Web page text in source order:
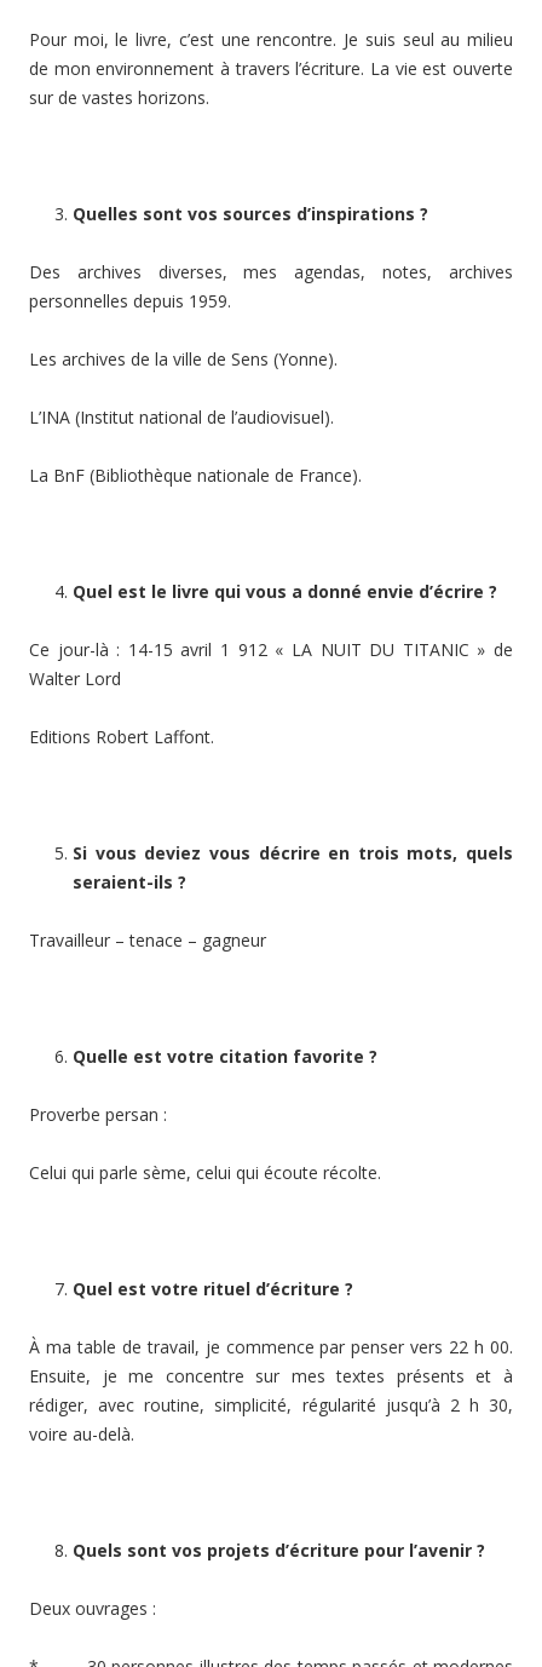
Pour moi, le livre, c’est une rencontre. Je suis seul au milieu
de mon environnement à travers l’écriture. La vie est ouverte
sur de vastes horizons.
Quelles sont vos sources d’inspirations ?
Des archives diverses, mes agendas, notes, archives
personnelles depuis 1959.
Les archives de la ville de Sens (Yonne).
L’INA (Institut national de l’audiovisuel).
La BnF (Bibliothèque nationale de France).
Quel est le livre qui vous a donné envie d’écrire ?
Ce jour-là : 14-15 avril 1 912 « LA NUIT DU TITANIC » de
Walter Lord
Editions Robert Laffont.
Si vous deviez vous décrire en trois mots, quels
seraient-ils ?
Travailleur – tenace – gagneur
Quelle est votre citation favorite ?
Proverbe persan :
Celui qui parle sème, celui qui écoute récolte.
Quel est votre rituel d’écriture ?
À ma table de travail, je commence par penser vers 22 h 00.
Ensuite, je me concentre sur mes textes présents et à
rédiger, avec routine, simplicité, régularité jusqu’à 2 h 30,
voire au-delà.
Quels sont vos projets d’écriture pour l’avenir ?
Deux ouvrages :